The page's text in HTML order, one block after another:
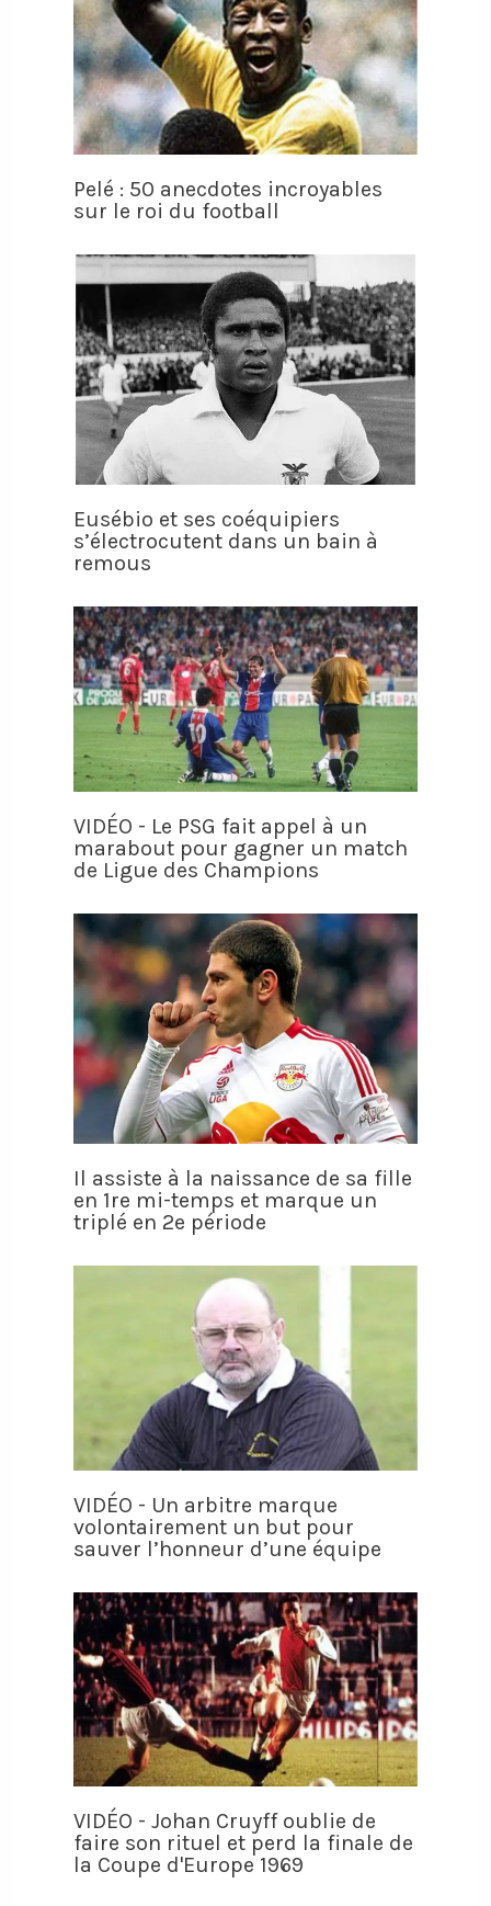
Pelé : 50 anecdotes incroyables
sur le roi du football
Eusébio et ses coéquipiers
s’électrocutent dans un bain à
remous
VIDÉO - Le PSG fait appel à un
marabout pour gagner un match
de Ligue des Champions
Il assiste à la naissance de sa fille
en 1re mi-temps et marque un
triplé en 2e période
VIDÉO - Un arbitre marque
volontairement un but pour
sauver l’honneur d’une équipe
VIDÉO - Johan Cruyff oublie de
faire son rituel et perd la finale de
la Coupe d'Europe 1969